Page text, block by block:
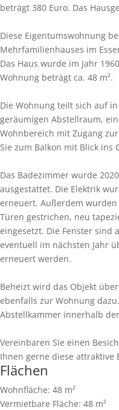
beträgt 380 Euro. Das
Diese Eigentumswohnung
Mehrfamilienhauses im
Das Haus wurde im Jahr
Wohnung beträgt ca. 48 m².
Die Wohnung teilt sich auf
geräumigen Abstellraum,
Wohnbereich mit Zugang
Sie zum Balkon mit Blick ins
Das Badezimmer wurde
ausgestattet. Die Elektrik
erneuert. Außerdem
Türen gestrichen, neu
eingesetzt. Die Fenster sind
eventuell im nächsten Jahr
erneuert werden.
Beheizt wird das Objekt
ebenfalls zur Wohnung
Abstellkammer innerhalb
Vereinbaren Sie einen
Ihnen gerne diese attraktive
Flächen
Wohnfläche: 48 m²
Vermietbare Fläche: 48 m²